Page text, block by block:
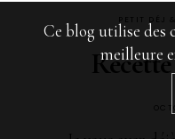
PETIT DÉJ
SUR
Ce blog utilise des
meilleure